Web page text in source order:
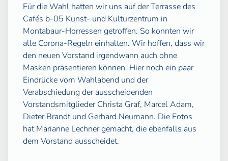
Für die Wahl hatten wir uns auf der Terrasse des
Cafés b-05 Kunst- und Kulturzentrum in
Montabaur-Horressen getroffen. So konnten wir
alle Corona-Regeln einhalten. Wir hoffen, dass wir
den neuen Vorstand irgendwann auch ohne
Masken präsentieren können. Hier noch ein paar
Eindrücke vom Wahlabend und der
Verabschiedung der ausscheidenden
Vorstandsmitglieder Christa Graf, Marcel Adam,
Dieter Brandt und Gerhard Neumann. Die Fotos
hat Marianne Lechner gemacht, die ebenfalls aus
dem Vorstand ausscheidet.